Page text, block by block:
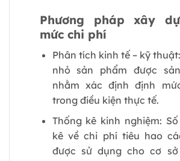
Phương pháp xây
mức chi phí
Phân tích kinh tế – kỹ
nhỏ sản phẩm được
nhằm xác định định
trong điều kiện thực tế.
Thống kê kinh nghiệm:
kê về chi phí tiêu hao
được sử dụng cho cơ